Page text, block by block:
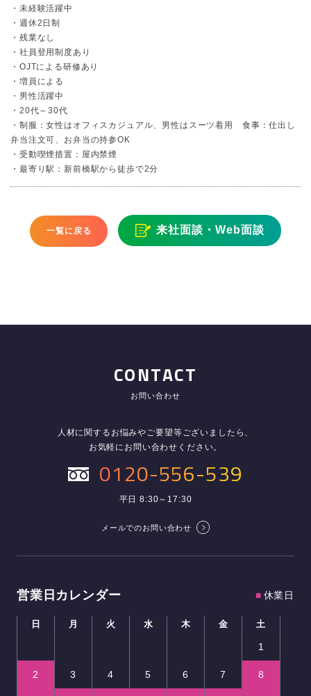
・未経験活躍中
・週休2日制
・残業なし
・社員登用制度あり
・OJTによる研修あり
・増員による
・男性活躍中
・20代～30代
・制服：女性はオフィスカジュアル、男性はスーツ着用 食事：仕出し
弁当注文可、お弁当の持参OK
・受動喫煙措置：屋内禁煙
・最寄り駅：新前橋駅から徒歩で2分
一覧に戻る 来社面談・Web面談
CONTACT
お問い合わせ
人材に関するお悩みやご要望等ございましたら、
お気軽にお問い合わせください。
0120-556-539
平日 8:30～17:30
メールでのお問い合わせ
営業日カレンダー ■ 休業日
日 月 火 水 木 金 土
1
2 3 4 5 6 7 8